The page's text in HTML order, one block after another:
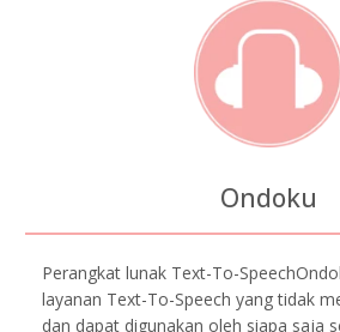
Ondoku
Perangkat lunak Text-To-
layanan Text-To-Speech yang tidak
dan dapat digunakan oleh siapa saja